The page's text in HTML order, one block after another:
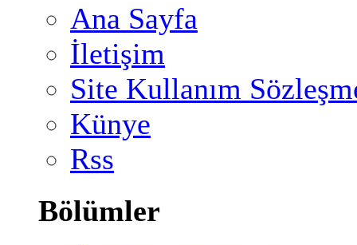
Ana Sayfa
İletişim
Site Kullanım
Künye
Rss
Bölümler